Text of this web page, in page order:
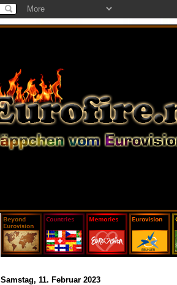
Samstag, 11. Februar 2023